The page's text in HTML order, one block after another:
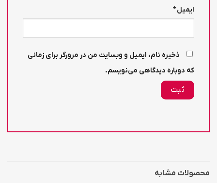
ایمیل*
ذخیره نام، ایمیل و وبسایت من در مرورگر برای زمانی
که دوباره دیدگاهی می‌نویسم.
محصولات مشابه